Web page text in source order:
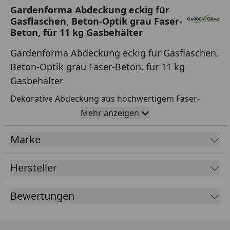
Gardenforma Abdeckung eckig für
Gasflaschen, Beton-Optik grau Faser-
Beton, für 11 kg Gasbehälter
Gardenforma Abdeckung eckig für Gasflaschen,
Beton-Optik grau Faser-Beton, für 11 kg
Gasbehälter
Dekorative Abdeckung aus hochwertigem Faser-
Beton Werkstoff in grauer Betonoptik. Mit dieser
Abdeckung verkleiden Sie dekorativ 11kg
Gasflaschen, die sich prima zur Verwendung unserer
Feuerstellen eignen. Griffe erleichtern die Bedienung,
sodass die Flasche schnell gewechselt, verschlossen
Features und technische Spezifikationen:
Mehr anzeigen
Marke
Hersteller
Bewertungen